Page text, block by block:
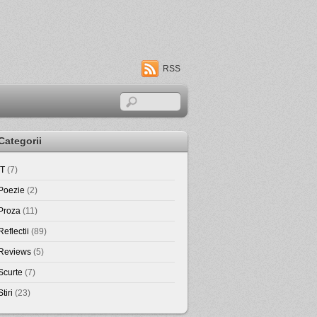
RSS
(7)
(2)
(11)
(89)
(5)
(7)
(23)